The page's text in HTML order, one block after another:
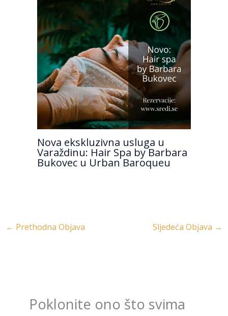
Nova ekskluzivna usluga u
Varaždinu: Hair Spa by Barbara
Bukovec u Urban Baroqueu
← Prethodna Objava Sljedeća Objava →
Poklonite ono što svima